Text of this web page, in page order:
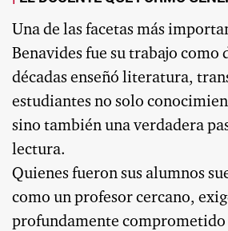
Una de las facetas más
Benavides fue su trabajo como
décadas enseñó literatura,
estudiantes no solo
sino también una verdadera
lectura.
Quienes fueron sus alumnos
como un profesor cercano,
profundamente